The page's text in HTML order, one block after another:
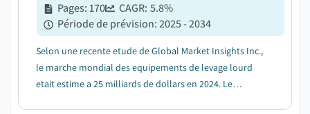
Pages:170 CAGR: 5.8%
Période de prévision:2025 - 2034
Selon une recente etude de Global Market Insights Inc.,
le marche mondial des equipements de levage lourd
etait estime a 25 milliards de dollars en 2024. Le